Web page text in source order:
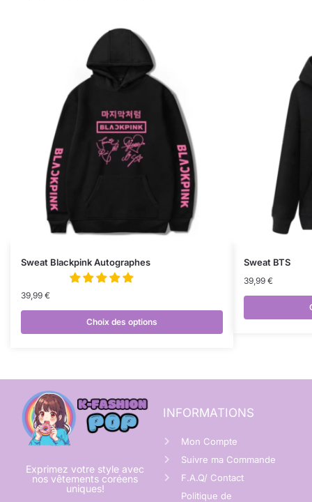
Sweat Blackpink Autographes
39,99 €
Choix des options
Sweat BTS
39,99 €
Exprimez votre style avec
nos vêtements coréens
uniques!
INFORMATIONS
Mon Compte
Suivre ma Commande
F.A.Q/ Contact
Politique de